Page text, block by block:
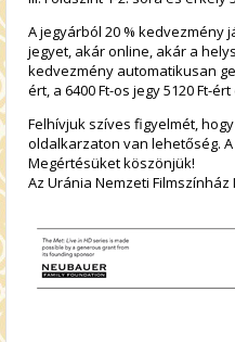
A jegyárból 20 %
jegyet, akár online, akár a
kedvezmény automatikusan
ért, a 6400 Ft-os jegy 5120 Ft-
Felhívjuk szíves figyelmét,
oldalkarzaton van lehetőség.
Megértésüket köszönjük!
Az Uránia Nemzeti Filmszínház